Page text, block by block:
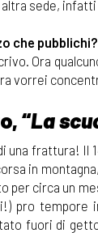
sede,
che pubblichi?
Ora
vorrei
“La
una frattura! Il
in
per circa un
pro
fuori di